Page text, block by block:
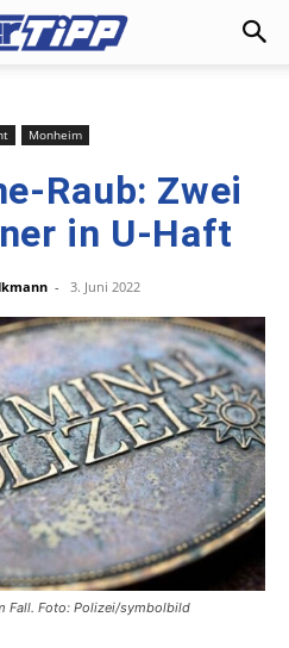
Monheim
Raub: Zwei
in U-Haft
- 3. Juni 2022
Fall. Foto: Polizei/symbolbild